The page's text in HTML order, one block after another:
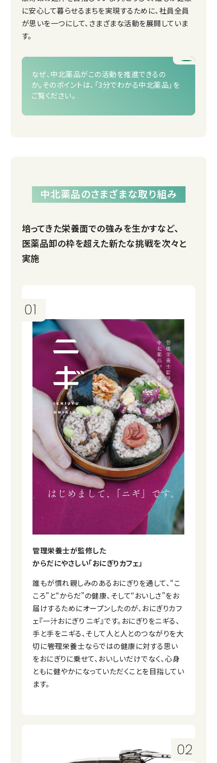
に安心して暮らせるまちを実現するために、社員全員
が思いを一つにして、さまざまな活動を展開していま
す。
なぜ、中北薬品がこの活動を推進できるの
か。そのポイントは、「3分でわかる中北薬品」を
ご覧ください。
中北薬品のさまざまな取り組み
培ってきた栄養面での強みを生かすなど、
医薬品卸の枠を超えた新たな挑戦を次々と
実施
01
管理栄養士が監修した
からだにやさしい「おにぎりカフェ」
誰もが慣れ親しみのあるおにぎりを通して、“こ
ころ”と“からだ”の健康、そして“おいしさ”をお
届けするためにオープンしたのが、おにぎりカフ
ェ『一汁おにぎり ニギ』です。おにぎりをニギる、
手と手をニギる、そして人と人とのつながりを大
切に――管理栄養士ならではの健康に対する思い
をおにぎりに乗せて、おいしいだけでなく、心身
ともに健やかになっていただくことを目指してい
ます。
02